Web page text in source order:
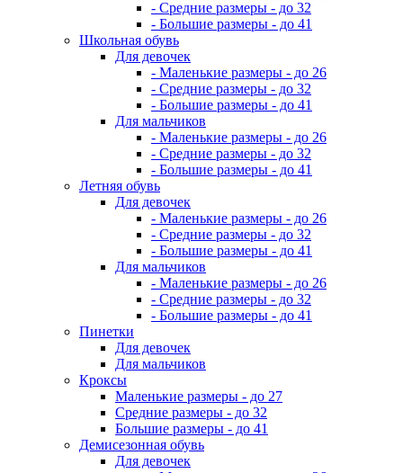
- Средние размеры - до 32
- Большие размеры - до 41
Школьная обувь
Для девочек
- Маленькие размеры - до 26
- Средние размеры - до 32
- Большие размеры - до 41
Для мальчиков
- Маленькие размеры - до 26
- Средние размеры - до 32
- Большие размеры - до 41
Летняя обувь
Для девочек
- Маленькие размеры - до 26
- Средние размеры - до 32
- Большие размеры - до 41
Для мальчиков
- Маленькие размеры - до 26
- Средние размеры - до 32
- Большие размеры - до 41
Пинетки
Для девочек
Для мальчиков
Кроксы
Маленькие размеры - до 27
Средние размеры - до 32
Большие размеры - до 41
Демисезонная обувь
Для девочек